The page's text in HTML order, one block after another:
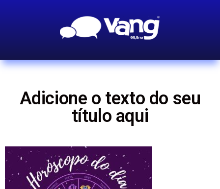
Adicione o texto do seu
título aqui